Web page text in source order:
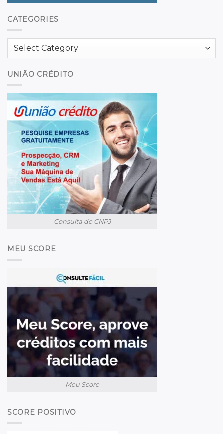
CATEGORIES
UNIÃO CRÉDITO
Consulta de CNPJ
MEU SCORE
Meu Score
SCORE POSITIVO